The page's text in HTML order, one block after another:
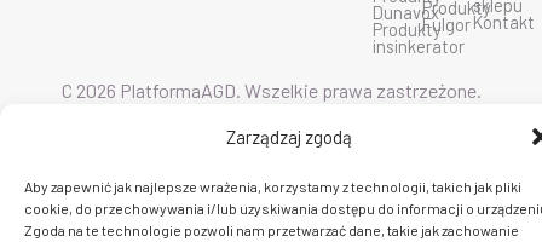
Zarządzaj zgodą
Aby zapewnić jak najlepsze wrażenia, korzystamy z technologii, takich jak pliki
cookie, do przechowywania i/lub uzyskiwania dostępu do informacji o
Zgoda na te technologie pozwoli nam przetwarzać dane, takie jak zachowanie
Dunavox
Produkty
insinkerator
Produkty
Fulgor
sklepu
Kontakt
C 2026 PlatformaAGD. Wszelkie prawa zastrzeżone.